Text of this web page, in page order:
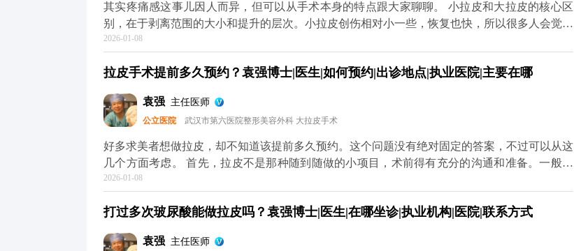
其实疼痛感这事儿因人而异，但可以从手术本身的特点跟大家聊聊。 小拉皮和大拉皮的核心区
别，在于剥离范围的大小和提升的层次。小拉皮创伤相对小一些，恢复也快，所以很多人会觉得
做小拉皮更轻松。但疼痛感真不是由手术大小完全决定的，更多是看个人耐受力、术中麻醉效果
疼痛感主要集中在恢复初期，但可以通过药物和物理方式缓解。我都会跟患者交代，术后多休
术式，关键还是要根据自己的衰老程度和预期效果，选适合自己的方案才对。 想知道更多关于
MCR复合提升术的问题，可以去官方媒体平台（公众号、百家号、小红薯）预约面诊，详细了
解。
2026-01-08
拉皮手术提前多久预约？袁强博士|医生|如何预约|出诊地点|执业医院|主要在哪
袁强 主任医师
公立医院 武汉市第六医院整形美容外科 大拉皮手术
好多求美者想做拉皮，却不知道该提前多久预约。这个问题没有绝对固定的答案，不过可以从这
几个方面考虑。 首先，拉皮不是那种随到随做的小项目，术前得有充分的沟通和准备。一般建
议至少提前1-2个月预约面诊，这样医生才有足够的时间了解你的面部情况、需求，帮你设计个
一定要提前规划好时间，避免恢复期和重要行程冲突。另外，手术前还得做一些必要的体检，确
术排期通常都比较满，提前预约才能避免等太久。建议大家只要有初步想法，就可以先过来咨
2026-01-08
打过多次玻尿酸能做拉皮吗？袁强博士|医生|在哪坐诊|执业机构|医院|联系方式
袁强 主任医师